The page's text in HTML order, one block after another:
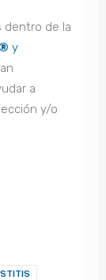
dentro de la
y
a
y/o